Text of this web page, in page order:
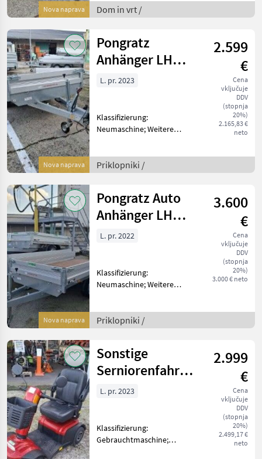
Nova naprava
238 TX - 2 Zylinder Benzin
Motor: Briggs& Stratton
Schnitthö
Dom in vrt /
Nova naprava
Pongratz
Anhänger LH
2600/16 G AL
2.599
€
Cena
vključuje
DDV
(stopnja
20%)
2.165,83 €
neto
L. pr. 2023
Klassifizierung:
Neumaschine; Weitere
Höchstzulässiges
Gesamtgewicht : 1.500kg -
Eigenewicht: 323kg -
Gesamt
Priklopniki /
Nova naprava
Pongratz Auto
Anhänger LH
3100/16 T-AL
3.600
€
Cena
vključuje
DDV
(stopnja
20%)
3.000 € neto
L. pr. 2022
Klassifizierung:
Neumaschine; Weitere
Höchstzulässiges
Gesamtgewicht: 2.000kg -
Eigengewicht 436 kg
Gesamtm
Priklopniki /
Sonstige
Serniorenfahrzeug
MZ-5 Sport
2.999
€
Cena
vključuje
DDV
(stopnja
20%)
2.499,17 €
neto
L. pr. 2023
Klassifizierung:
Gebrauchtmaschine;